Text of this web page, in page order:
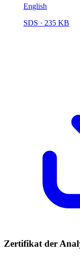
English
SDS · 235 KB
Zertifikat der